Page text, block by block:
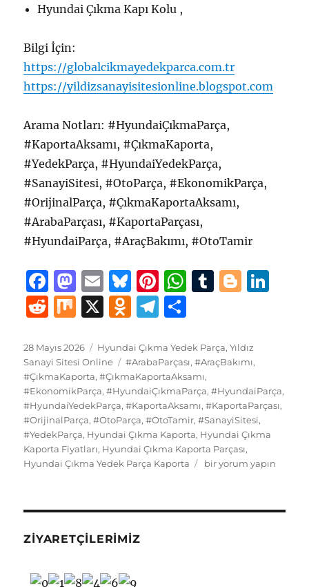
Hyundai Çıkma Kapı Kolu ,
Bilgi İçin:
https://globalcikmayedekparca.com.tr
https://yildizsanayisitesionline.blogspot.com
Arama Notları: #HyundaiÇıkmaParça,
#KaportaAksamı, #ÇıkmaKaporta,
#YedekParça, #HyundaiYedekParça,
#SanayiSitesi, #OtoParça, #EkonomikParça,
#OrijinalParça, #ÇıkmaKaportaAksamı,
#ArabaParçası, #KaportaParçası,
#HyundaiParça, #AraçBakımı, #OtoTamir
F
a
c
e
b
o
o
k
M
a
st
o
d
o
n
E
m
ai
l
B
lu
e
s
k
y
Pi
n
te
re
st
W
s
A
p
p
T
bl
r
B
g
er
I
n
R
d
di
t
M X
O
n
o
kl
a
ss
ni
T
e
g
r
a
m
a
re
Yayın
tarihi
28 Mayıs 2026 Kategoriler
Hyundai Çıkma Yedek Parça,Yıldız
Sanayi Sitesi Online
Etiketler
#ArabaParçası,#AraçBakımı,
#ÇıkmaKaporta,#ÇıkmaKaportaAksamı,
#EkonomikParça,#HyundaiÇıkmaParça,#HyundaiParça,
#HyundaiYedekParça,#KaportaAksamı,#KaportaParçası,
#OrijinalParça,#OtoParça,#OtoTamir,#SanayiSitesi,
#YedekParça, Hyundai Çıkma Kaporta, Hyundai Çıkma
Kaporta Fiyatları, Hyundai Çıkma Kaporta Parçası,
Hyundai Çıkma Yedek Parça Kaporta
Hyundai
bir yorum yapın
ZIYARETÇILERIMIZ